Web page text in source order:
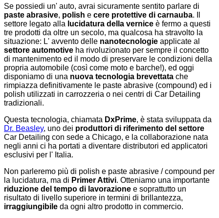
Se possiedi un' auto, avrai sicuramente sentito parlare di
paste abrasive, polish e cere protettive di carnauba. Il
settore legato alla lucidatura della vernice è fermo a questi
tre prodotti da oltre un secolo, ma qualcosa ha stravolto la
situazione: L' avvento delle nanotecnologie applicate al
settore automotive ha rivoluzionato per sempre il concetto
di mantenimento ed il modo di preservare le condizioni della
propria automobile (così come moto e barche!), ed oggi
disponiamo di una nuova tecnologia brevettata che
rimpiazza definitivamente le paste abrasive (compound) ed i
polish utilizzati in carrozzeria o nei centri di Car Detailing
tradizionali.
Questa tecnologia, chiamata DxPrime, è stata sviluppata da
Dr. Beasley, uno dei produttori di riferimento del settore
Car Detailing con sede a Chicago, e la collaborazione nata
negli anni ci ha portati a diventare distributori ed applicatori
esclusivi per l' Italia.
Non parleremo più di polish e paste abrasive / compound per
la lucidatura, ma di Primer Attivi. Otteniamo una importante
riduzione del tempo di lavorazione e soprattutto un
risultato di livello superiore in termini di brillantezza,
irraggiungibile da ogni altro prodotto in commercio.